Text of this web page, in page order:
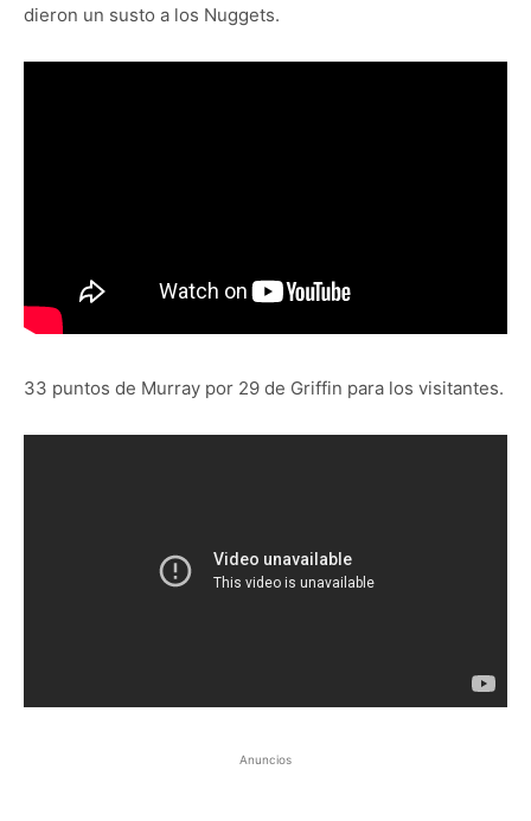
dieron un susto a los Nuggets.
33 puntos de Murray por 29 de Griffin para los visitantes.
Anuncios